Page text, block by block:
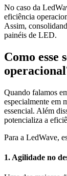
No caso da
eficiência
Assim,
painéis de LED.
Como esse
Quando falamos
especialmente em
essencial. Além
potencializa a
Para a LedWave,
1. Agilidade no